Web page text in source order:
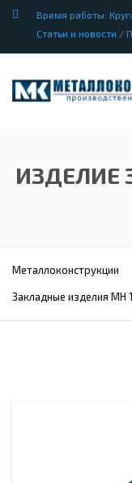
Время работы:
Статьи и новости /
ИЗДЕЛИЕ
Металлоконструкции
Закладные изделия МН